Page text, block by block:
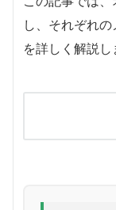
し、それぞれ
を詳しく解説し